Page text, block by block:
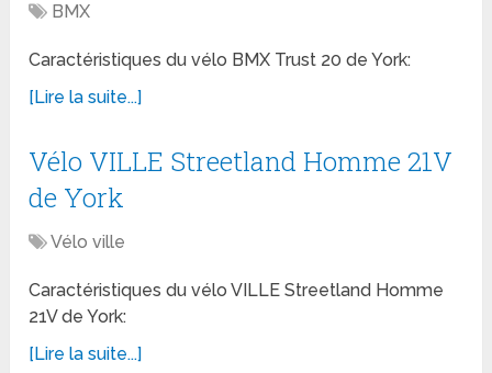
BMX
Caractéristiques du vélo BMX Trust 20 de York:
[Lire la suite...]
Vélo VILLE Streetland Homme 21V
de York
Vélo ville
Caractéristiques du vélo VILLE Streetland Homme
21V de York:
[Lire la suite...]